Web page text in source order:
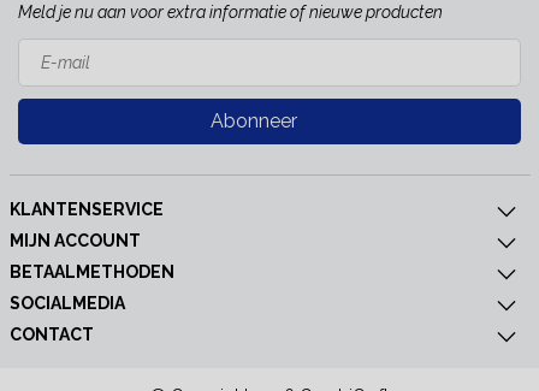
Meld je nu aan voor extra informatie of nieuwe producten
Abonneer
KLANTENSERVICE
MIJN ACCOUNT
BETAALMETHODEN
SOCIALMEDIA
CONTACT